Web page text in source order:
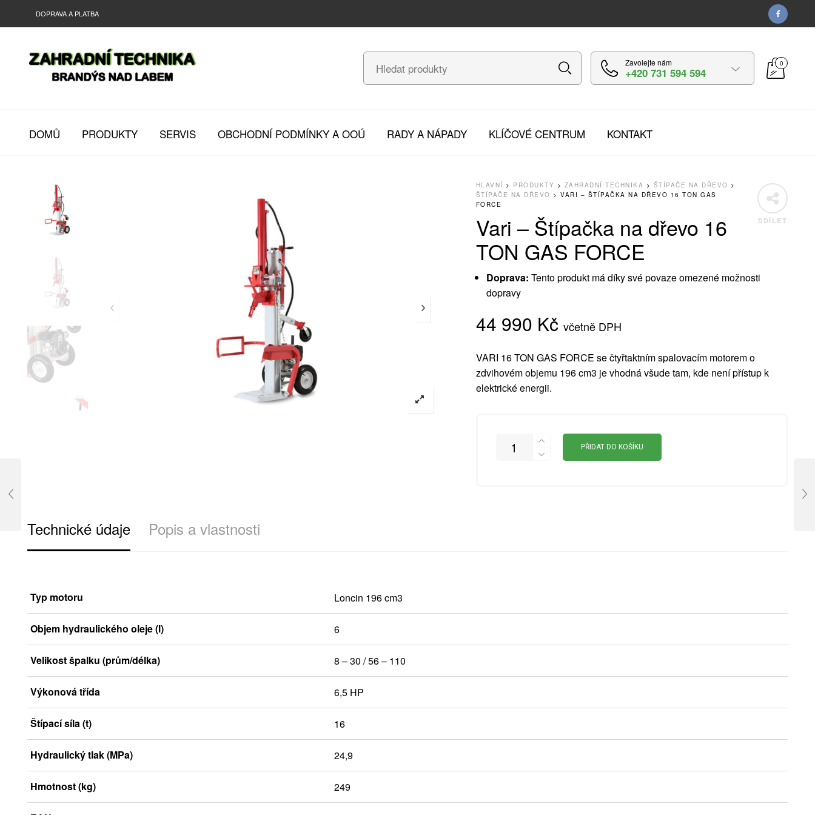
DOPRAVA A PLATBA
Zavolejte nám
+420 731 594 594
0
DOMŮ PRODUKTY SERVIS OBCHODNÍ PODMÍNKY A OOÚ RADY A NÁPADY KLÍČOVÉ CENTRUM KONTAKT
SDÍLET
HLAVNÍ > PRODUKTY > ZAHRADNÍ TECHNIKA > ŠTÍPAČE NA DŘEVO >
ŠTÍPAČE NA DŘEVO >VARI – ŠTÍPAČKA NA DŘEVO 16 TON GAS
FORCE
Vari – Štípačka na dřevo 16
TON GAS FORCE
Doprava: Tento produkt má díky své povaze omezené možnosti
dopravy
44 990 Kč včetně DPH
VARI 16 TON GAS FORCE se čtyřtaktním spalovacím motorem o
zdvihovém objemu 196 cm3 je vhodná všude tam, kde není přístup k
elektrické energii.
PŘIDAT DO KOŠÍKU
Technické údaje Popis a vlastnosti
Typ motoru Loncin 196 cm3
Objem hydraulického oleje (l) 6
Velikost špalku (prům/délka) 8 – 30 / 56 – 110
Výkonová třída 6,5 HP
Štípací síla (t) 16
Hydraulický tlak (MPa) 24,9
Hmotnost (kg) 249